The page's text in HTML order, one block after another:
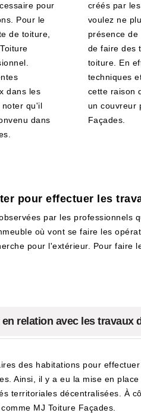
pour
Pour le
de toiture,
dans les
noter qu'il
dans
créés par
voulez ne
présence
de faire des
toiture. En
techniques
cette raison
un couvreur
Façades.
pour effectuer les
par les
où vont se faire les
pour l'extérieur. Pour faire
relation avec les travaux
des habitations pour
Ainsi, il y a eu la mise en
territoriales décentralisées. À
MJ Toiture Façades.